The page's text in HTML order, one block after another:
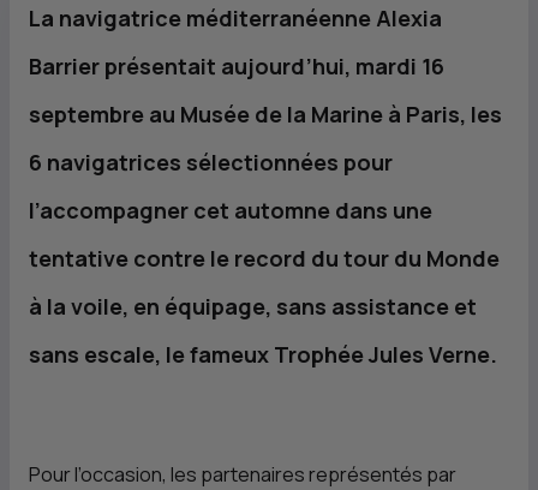
La navigatrice méditerranéenne Alexia
Barrier présentait aujourd’hui, mardi 16
septembre au Musée de la Marine à Paris, les
6 navigatrices sélectionnées pour
l’accompagner cet automne dans une
tentative contre le record du tour du Monde
à la voile, en équipage, sans assistance et
sans escale, le fameux Trophée Jules Verne.
Pour l’occasion, les partenaires représentés par